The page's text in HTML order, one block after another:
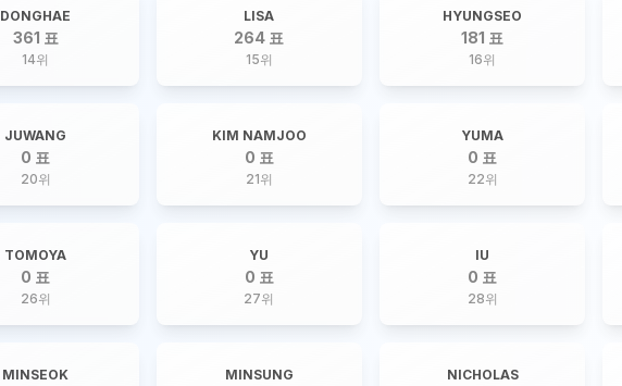
DONGHAE
361 표
14위
LISA
264 표
15위
HYUNGSEO
181 표
16위
JUWANG
0 표
20위
KIM NAMJOO
0 표
21위
YUMA
0 표
22위
TOMOYA
0 표
26위
YU
0 표
27위
IU
0 표
28위
MINSEOK MINSUNG NICHOLAS